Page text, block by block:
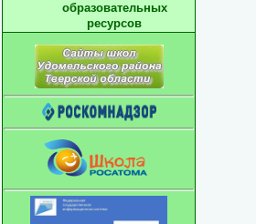
образовательных
ресурсов